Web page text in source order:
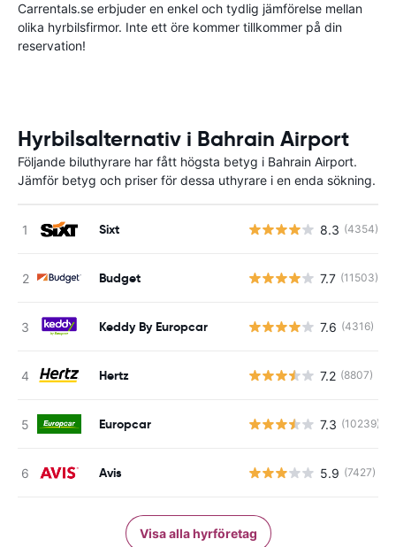
Carrentals.se erbjuder en enkel och tydlig jämförelse mellan
olika hyrbilsfirmor. Inte ett öre kommer tillkommer på din
reservation!
Hyrbilsalternativ i Bahrain Airport
Följande biluthyrare har fått högsta betyg i Bahrain Airport.
Jämför betyg och priser för dessa uthyrare i en enda sökning.
Sixt 8.3 (4354)
Budget 7.7 (11503)
Keddy By Europcar 7.6 (4316)
Hertz 7.2 (8807)
Europcar 7.3 (10239)
Avis 5.9 (7427)
Visa alla hyrföretag